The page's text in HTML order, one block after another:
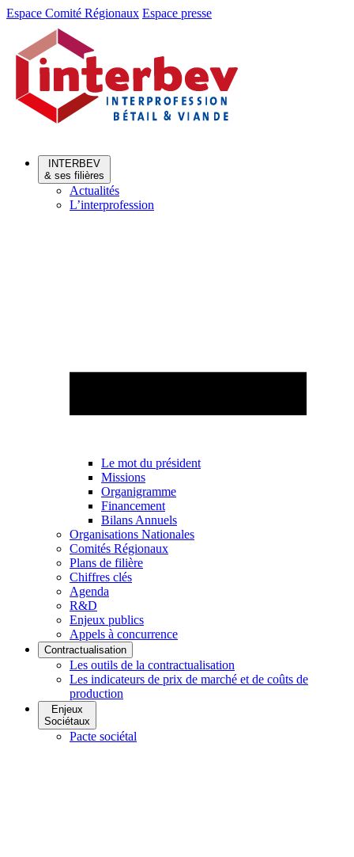
Aller
Aller
contenu
Espace Comité Régionaux Espace presse
INTERBEV
& ses filières
Actualités
L’interprofession
Le mot du président
Missions
Organigramme
Financement
Bilans Annuels
Organisations Nationales
Comités Régionaux
Plans de filière
Chiffres clés
Agenda
R&D
Enjeux publics
Appels à concurrence
Contractualisation
Les outils de la contractualisation
Les indicateurs de prix de marché et de coûts de
production
Enjeux
Sociétaux
Pacte sociétal